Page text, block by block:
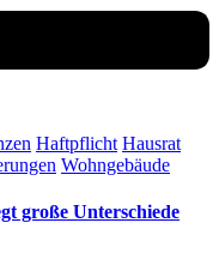
Haftpflicht Hausrat
Wohngebäude
große Unterschiede